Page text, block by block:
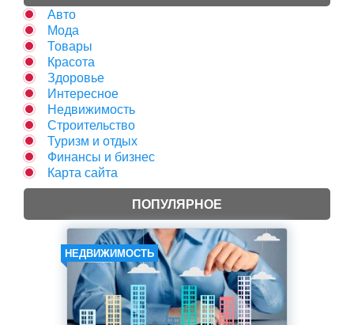
Авто
Мода
Товары
Красота
Здоровье
Интересное
Недвижимость
Строительство
Туризм и отдых
Финансы и бизнес
Карта сайта
ПОПУЛЯРНОЕ
НЕДВИЖИМОСТЬ